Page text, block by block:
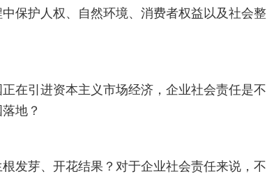
保护人权、自然环境、消费者权益以及社会整
在引进资本主义市场经济，企业社会责任是不
地？
发芽、开花结果？对于企业社会责任来说，不